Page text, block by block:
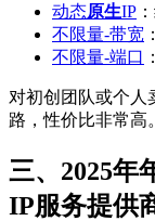
动态原生IP
不限量-带宽
不限量-端口
对初创团队或个人
路，性价比非常高。
三、2025年
IP服务提供